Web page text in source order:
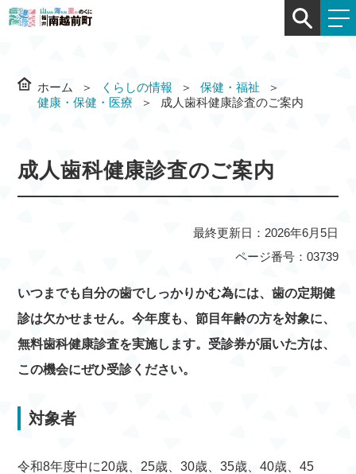
ホーム くらしの情報
保健・福祉
健康・保健・医療
成人歯科健康診査のご案内
成人歯科健康診査のご案内
最終更新日：2026年6月5日
ページ番号：03739
いつまでも自分の歯でしっかりかむ為には、歯の定期健
診は欠かせません。今年度も、節目年齢の方を対象に、
無料歯科健康診査を実施します。受診券が届いた方は、
この機会にぜひ受診ください。
対象者
令和8年度中に20歳、25歳、30歳、35歳、40歳、45